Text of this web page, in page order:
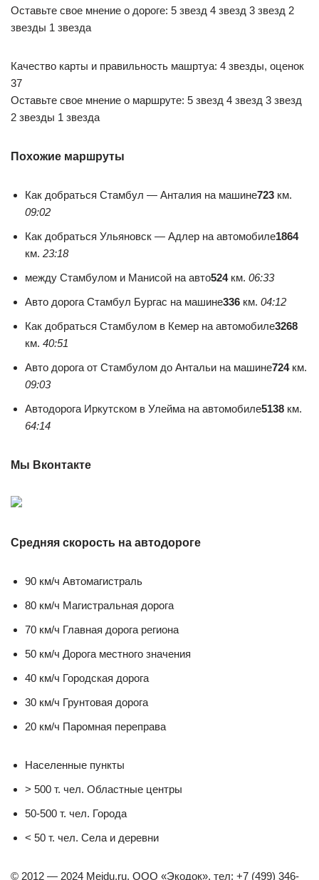
Оставьте свое мнение о дороге: 5 звезд 4 звезд 3 звезд 2
звезды 1 звезда
Качество карты и правильность машртуа: 4 звезды, оценок
37
Оставьте свое мнение о маршруте: 5 звезд 4 звезд 3 звезд
2 звезды 1 звезда
Похожие маршруты
Как добраться Стамбул — Анталия на машине723 км.
09:02
Как добраться Ульяновск — Адлер на автомобиле1864
км. 23:18
между Стамбулом и Манисой на авто524км. 06:33
Авто дорога Стамбул Бургас на машине336 км. 04:12
Как добраться Стамбулом в Кемер на автомобиле3268
км. 40:51
Авто дорога от Стамбулом до Антальи на машине724км.
09:03
Автодорога Иркутском в Улейма на автомобиле5138 км.
64:14
Мы Вконтакте
Средняя скорость на автодороге
90 км/ч Автомагистраль
80 км/ч Магистральная дорога
70 км/ч Главная дорога региона
50 км/ч Дорога местного значения
40 км/ч Городская дорога
30 км/ч Грунтовая дорога
20 км/ч Паромная переправа
Населенные пункты
> 500 т. чел. Областные центры
50-500 т. чел. Города
< 50 т. чел. Села и деревни
© 2012 — 2024 Mejdu.ru, ООО «Экодок», тел: +7 (499) 346-